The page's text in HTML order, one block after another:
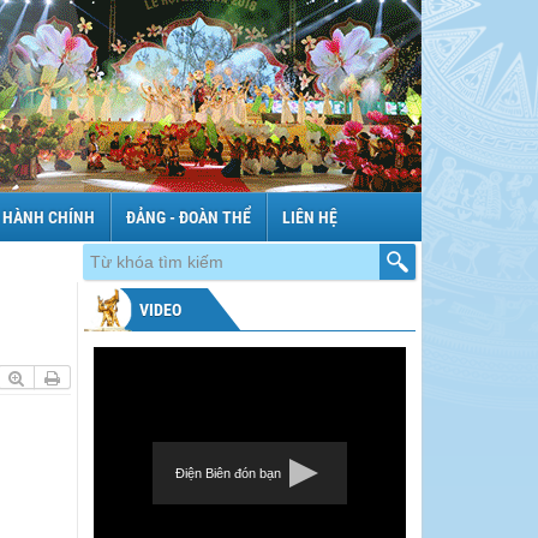
CHÍNH ĐẢNG - ĐOÀN THỂ LIÊN HỆ
VIDEO
Điện Biên đón bạn